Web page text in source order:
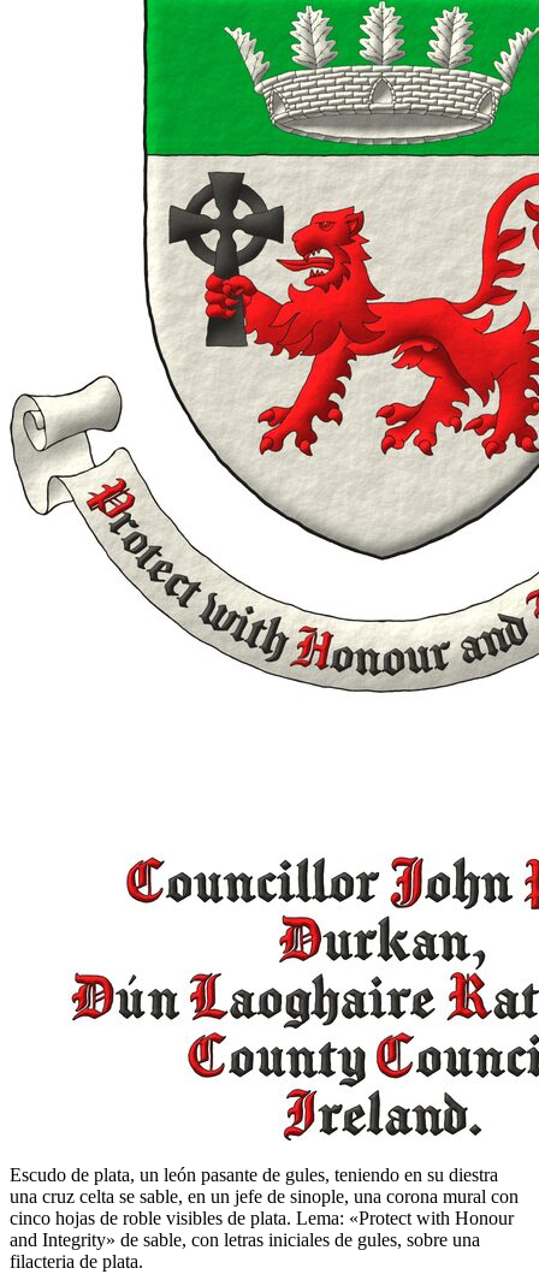
Escudo de plata, un león pasante de gules, teniendo en su diestra
una cruz celta se sable, en un jefe de sinople, una corona mural con
cinco hojas de roble visibles de plata. Lema: «Protect with Honour
and Integrity» de sable, con letras iniciales de gules, sobre una
filacteria de plata.